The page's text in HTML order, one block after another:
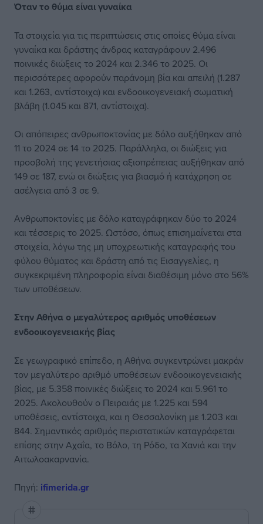
Όταν το θύμα είναι γυναίκα
Τα στοιχεία για τις περιπτώσεις στις οποίες θύμα είναι
γυναίκα και δράστης άνδρας καταγράφουν 2.496
ποινικές διώξεις το 2024 και 2.346 το 2025. Οι
περισσότερες αφορούν παράνομη βία και απειλή (1.287
και 1.263, αντίστοιχα) και ενδοοικογενειακή σωματική
βλάβη (1.045 και 871, αντίστοιχα).
Οι απόπειρες ανθρωποκτονίας με δόλο αυξήθηκαν από
11 το 2024 σε 14 το 2025. Παράλληλα, οι διώξεις για
προσβολή της γενετήσιας αξιοπρέπειας αυξήθηκαν από
149 σε 187, ενώ οι διώξεις για βιασμό ή κατάχρηση σε
ασέλγεια από 3 σε 9.
Ανθρωποκτονίες με δόλο καταγράφηκαν δύο το 2024
και τέσσερις το 2025. Ωστόσο, όπως επισημαίνεται στα
στοιχεία, λόγω της μη υποχρεωτικής καταγραφής του
φύλου θύματος και δράστη από τις Εισαγγελίες, η
συγκεκριμένη πληροφορία είναι διαθέσιμη μόνο στο 56%
των υποθέσεων.
Στην Αθήνα ο μεγαλύτερος αριθμός υποθέσεων
ενδοοικογενειακής βίας
Σε γεωγραφικό επίπεδο, η Αθήνα συγκεντρώνει μακράν
τον μεγαλύτερο αριθμό υποθέσεων ενδοοικογενειακής
βίας, με 5.358 ποινικές διώξεις το 2024 και 5.961 το
2025. Ακολουθούν ο Πειραιάς με 1.225 και 594
υποθέσεις, αντίστοιχα, και η Θεσσαλονίκη με 1.203 και
844. Σημαντικός αριθμός περιστατικών καταγράφεται
επίσης στην Αχαΐα, το Βόλο, τη Ρόδο, τα Χανιά και την
Αιτωλοακαρνανία.
Πηγή: ifimerida.gr